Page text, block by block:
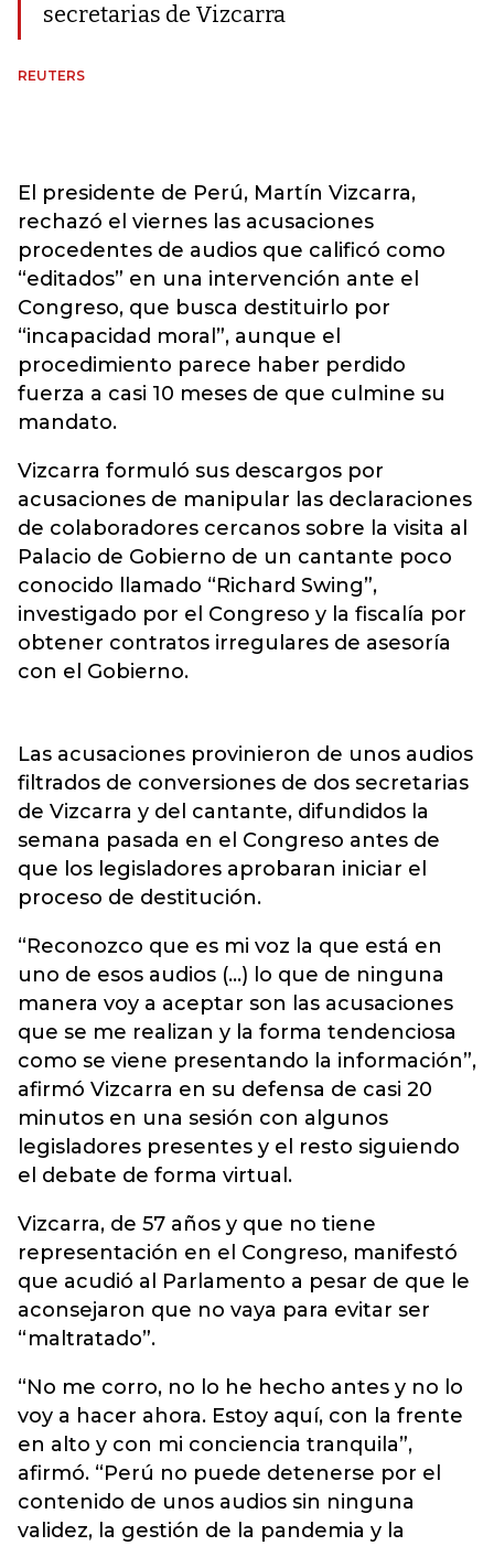
secretarias de Vizcarra
REUTERS
El presidente de Perú, Martín Vizcarra,
rechazó el viernes las acusaciones
procedentes de audios que calificó como
“editados” en una intervención ante el
Congreso, que busca destituirlo por
“incapacidad moral”, aunque el
procedimiento parece haber perdido
fuerza a casi 10 meses de que culmine su
mandato.
Vizcarra formuló sus descargos por
acusaciones de manipular las declaraciones
de colaboradores cercanos sobre la visita al
Palacio de Gobierno de un cantante poco
conocido llamado “Richard Swing”,
investigado por el Congreso y la fiscalía por
obtener contratos irregulares de asesoría
con el Gobierno.
Las acusaciones provinieron de unos audios
filtrados de conversiones de dos secretarias
de Vizcarra y del cantante, difundidos la
semana pasada en el Congreso antes de
que los legisladores aprobaran iniciar el
proceso de destitución.
“Reconozco que es mi voz la que está en
uno de esos audios (...) lo que de ninguna
manera voy a aceptar son las acusaciones
que se me realizan y la forma tendenciosa
como se viene presentando la información”,
afirmó Vizcarra en su defensa de casi 20
minutos en una sesión con algunos
legisladores presentes y el resto siguiendo
el debate de forma virtual.
Vizcarra, de 57 años y que no tiene
representación en el Congreso, manifestó
que acudió al Parlamento a pesar de que le
aconsejaron que no vaya para evitar ser
“maltratado”.
“No me corro, no lo he hecho antes y no lo
voy a hacer ahora. Estoy aquí, con la frente
en alto y con mi conciencia tranquila”,
afirmó. “Perú no puede detenerse por el
contenido de unos audios sin ninguna
validez, la gestión de la pandemia y la